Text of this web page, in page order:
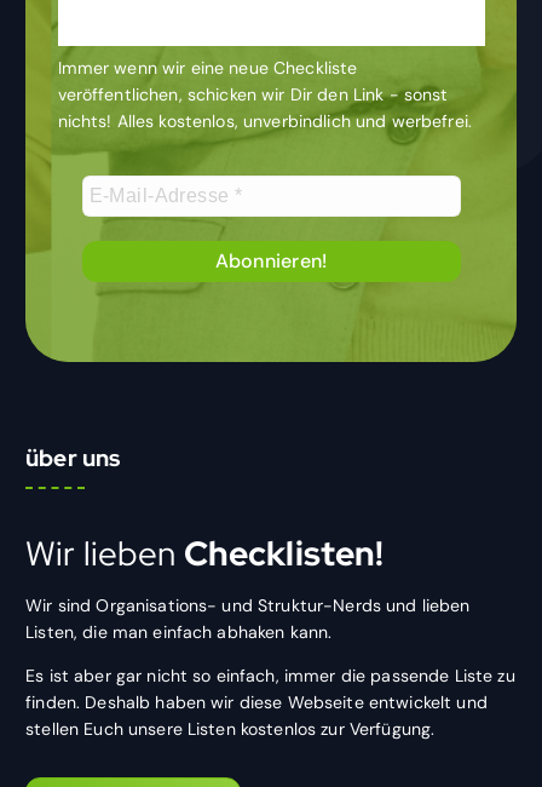
Laufenden
Immer wenn wir eine neue Checkliste
veröffentlichen, schicken wir Dir den Link - sonst
nichts! Alles kostenlos, unverbindlich und werbefrei.
über uns
Wir lieben Checklisten!
Wir sind Organisations- und Struktur-Nerds und lieben
Listen, die man einfach abhaken kann.
Es ist aber gar nicht so einfach, immer die passende Liste zu
finden. Deshalb haben wir diese Webseite entwickelt und
stellen Euch unsere Listen kostenlos zur Verfügung.